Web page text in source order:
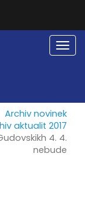
Archiv novinek
aktualit 2017
4. 4.
nebude